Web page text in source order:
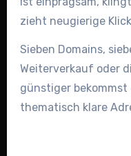
zieht neugierige
Sieben Domains,
Weiterverkauf oder
günstiger
thematisch klare